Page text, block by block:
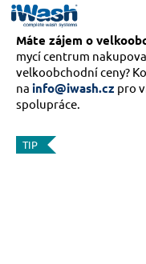
Přejít
obsah
TIP
Máte zájem o
mycí centrum
velkoobchodní ceny?
na info@iwash.cz pro
spolupráce.
K
Zpět
Zpět
C
o
o